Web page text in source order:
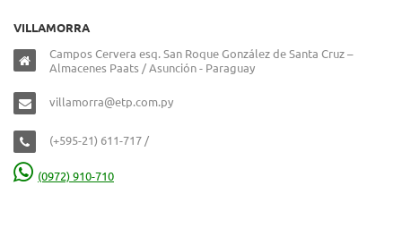
VILLAMORRA
Campos Cervera esq. San Roque González de Santa Cruz –
Almacenes Paats / Asunción - Paraguay
villamorra@etp.com.py
(+595-21) 611-717 /
(0972) 910-710